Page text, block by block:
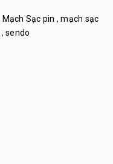
Mạch Sạc pin ,mạch sạc
, sendo